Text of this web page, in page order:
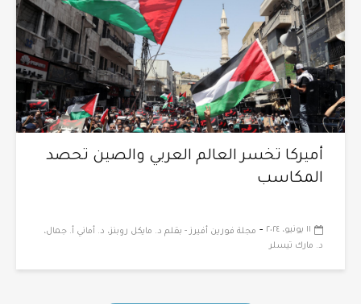
١١ يونيو، ٢٠٢٤ - مجلة فورين أفيرز - بقلم د. مايكل روبنز، د. أماني أ. جمال،
د. مارك تيسلر
أميركا تخسر العالم العربي والصين تحصد
المكاسب